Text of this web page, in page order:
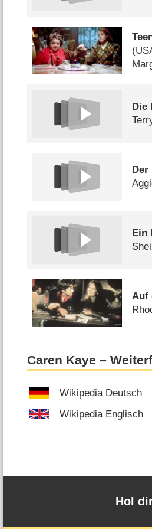
(
Die
Ein
Auf
Caren Kaye –
Wikipedia Deutsch
Wikipedia Englisch
Hol